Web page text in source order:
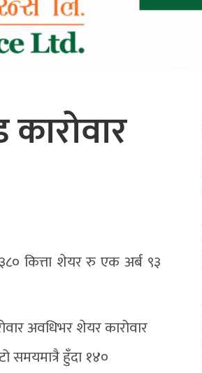
कित्ता शेयर रु एक अर्ब ९३
अवधिभर शेयर कारोवार
समयमात्रै हुँदा १४०